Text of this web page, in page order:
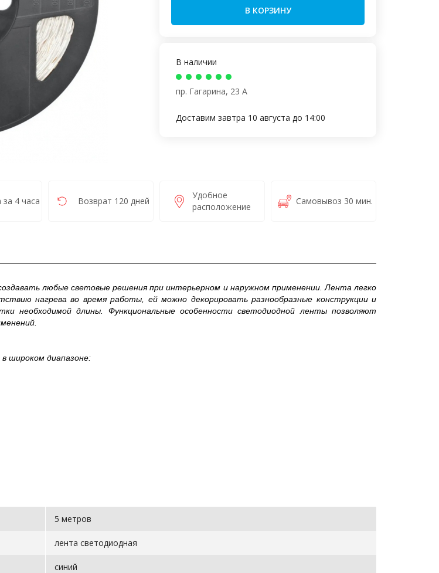
В КОРЗИНУ
В наличии
пр. Гагарина, 23 А
Доставим завтра 10 августа до 14:00
4 часа Возврат 120 дней
Удобное
расположение
Самовывоз 30 мин.
любые световые решения при интерьерном и наружном применении. Лента легко
нагрева во время работы, ей можно декорировать разнообразные конструкции и
необходимой длины. Функциональные особенности светодиодной ленты позволяют
широком диапазоне:
5 метров
лента светодиодная
синий